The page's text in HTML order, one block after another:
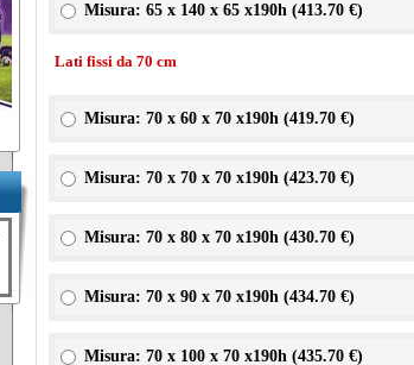
Misura: 65 x 140 x 65 x190h (413.70 €)
Lati fissi da 70 cm
Misura: 70 x 60 x 70 x190h (419.70 €)
Misura: 70 x 70 x 70 x190h (423.70 €)
Misura: 70 x 80 x 70 x190h (430.70 €)
Misura: 70 x 90 x 70 x190h (434.70 €)
Misura: 70 x 100 x 70 x190h (435.70 €)